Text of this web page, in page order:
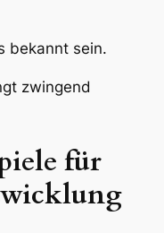
bekannt sein.
zwingend
für